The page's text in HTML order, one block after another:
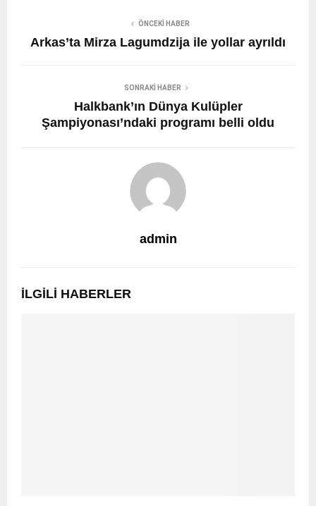
ÖNCEKI HABER
Arkas’ta Mirza Lagumdzija ile yollar ayrıldı
SONRAKI HABER
Halkbank’ın Dünya Kulüpler
Şampiyonası’ndaki programı belli oldu
admin
İLGILI HABERLER